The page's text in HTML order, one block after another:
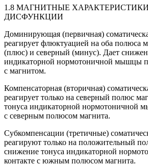
1.8 МАГНИТНЫЕ
ДИСФУНКЦИИ
Доминирующая (первичная)
реагирует флюктуацией на оба
(плюс) и северный (минус). Дает
индикаторной нормотоничной мышцы
с магнитом.
Компенсаторная (вторичная)
реагирует только на северный полюс
тонуса индикаторной нормотоничной
с северным полюсом магнита.
Субкомпенсации (третичные)
реагируют только на положительный
снижение тонуса индикаторной
контакте с южным полюсом магнита.